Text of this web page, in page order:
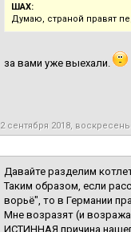
ШАХ:
Думаю, страной правят
за вами уже выехали.
2 сентября 2018,
Давайте разделим
Таким образом, если
ворьё", то в Германии
Мне возразят (и
ИСТИННАЯ причина